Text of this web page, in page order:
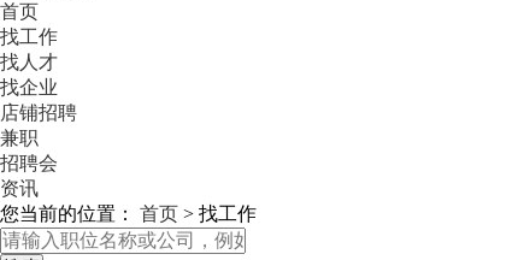
首页
找工作
找人才
找企业
店铺招聘
兼职
招聘会
资讯
您当前的位置： 首页 > 找工作